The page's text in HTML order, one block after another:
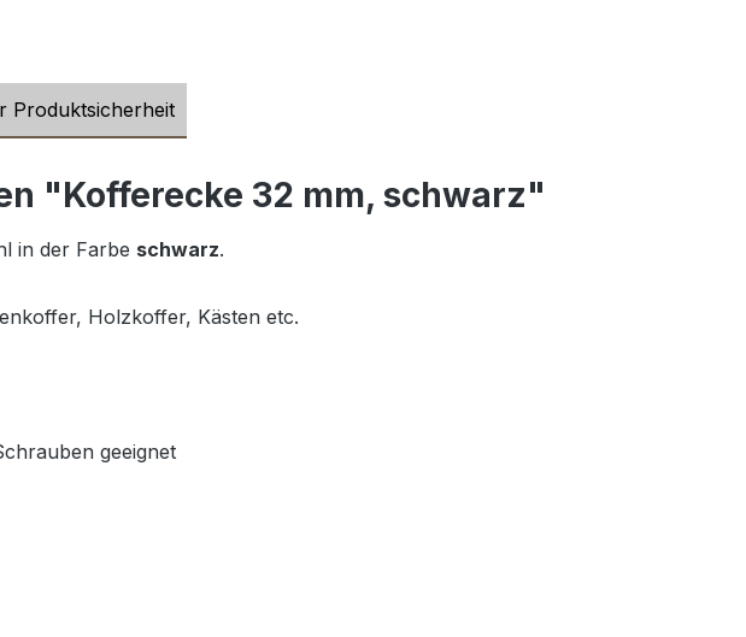
Produktsicherheit
"Kofferecke 32 mm, schwarz"
in der Farbe schwarz.
Holzkoffer, Kästen etc.
geeignet